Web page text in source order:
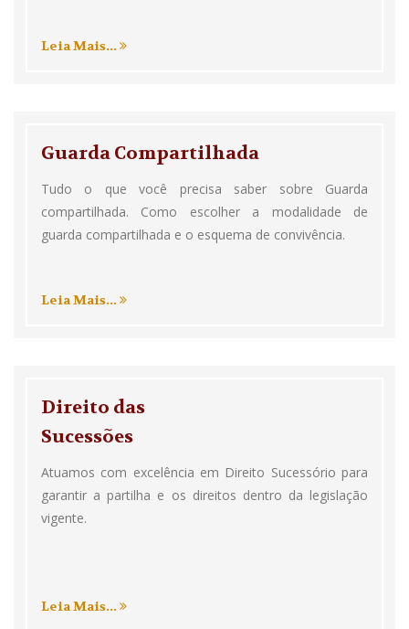
Leia Mais...
Guarda Compartilhada
Tudo o que você precisa saber sobre Guarda
compartilhada. Como escolher a modalidade de
guarda compartilhada e o esquema de convivência.
Leia Mais...
Direito das
Sucessões
Atuamos com excelência em Direito Sucessório para
garantir a partilha e os direitos dentro da legislação
vigente.
Leia Mais...